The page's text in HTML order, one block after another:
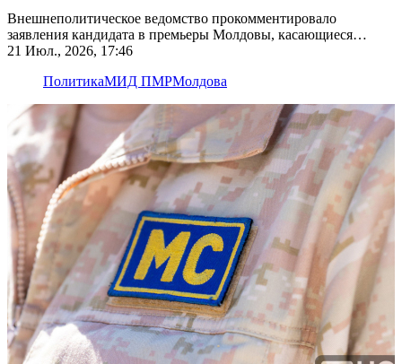
Внешнеполитическое ведомство прокомментировало
заявления кандидата в премьеры Молдовы, касающиеся
Приднестровья
21 Июл., 2026, 17:46
ПолитикаМИД ПМРМолдова